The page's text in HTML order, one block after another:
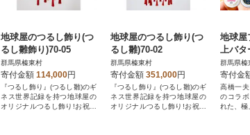
地球屋のつるし飾り(つ
るし雛飾り)70-05
群馬県榛東村
寄付金額 114,000円
『つるし飾り』(つるし雛)のギ
ネス世界記録を持つ地球屋の
オリジナルつるし飾り!お祝い
地球屋のつるし飾り(つ
るし雛)70-02
群馬県榛東村
寄付金額 351,000円
『つるし飾り』(つるし雛)のギ
ネス世界記録を持つ地球屋の
オリジナルつるし飾り!お祝い
地球
上バタ
類 [8
群馬県榛
寄付金
高橋一
のコラ
れた、極